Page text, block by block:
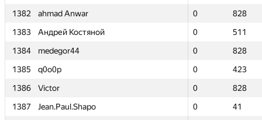
1382
ahmad Anwar 0
828
1383
Андрей Костяной 0
511
1384
medegor44 0
828
1385
q0o0p 0
423
1386
Victor 0
828
1387
Jean.Paul.Shapo 0
41
1382
ahmad Anwar 0
828
1383
Андрей Костяной 0
511
1384
medegor44 0
828
1385
q0o0p 0
423
1386
Victor 0
828
1387
Jean.Paul.Shapo 0
41